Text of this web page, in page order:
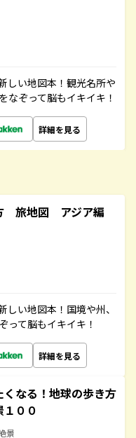
しい地図本！観光名所や
なぞって脳もイキイキ！
詳細を見る
旅地図 アジア編
い地図本！国境や州、
って脳もイキイキ！
詳細を見る
なる！地球の歩き方
００
景